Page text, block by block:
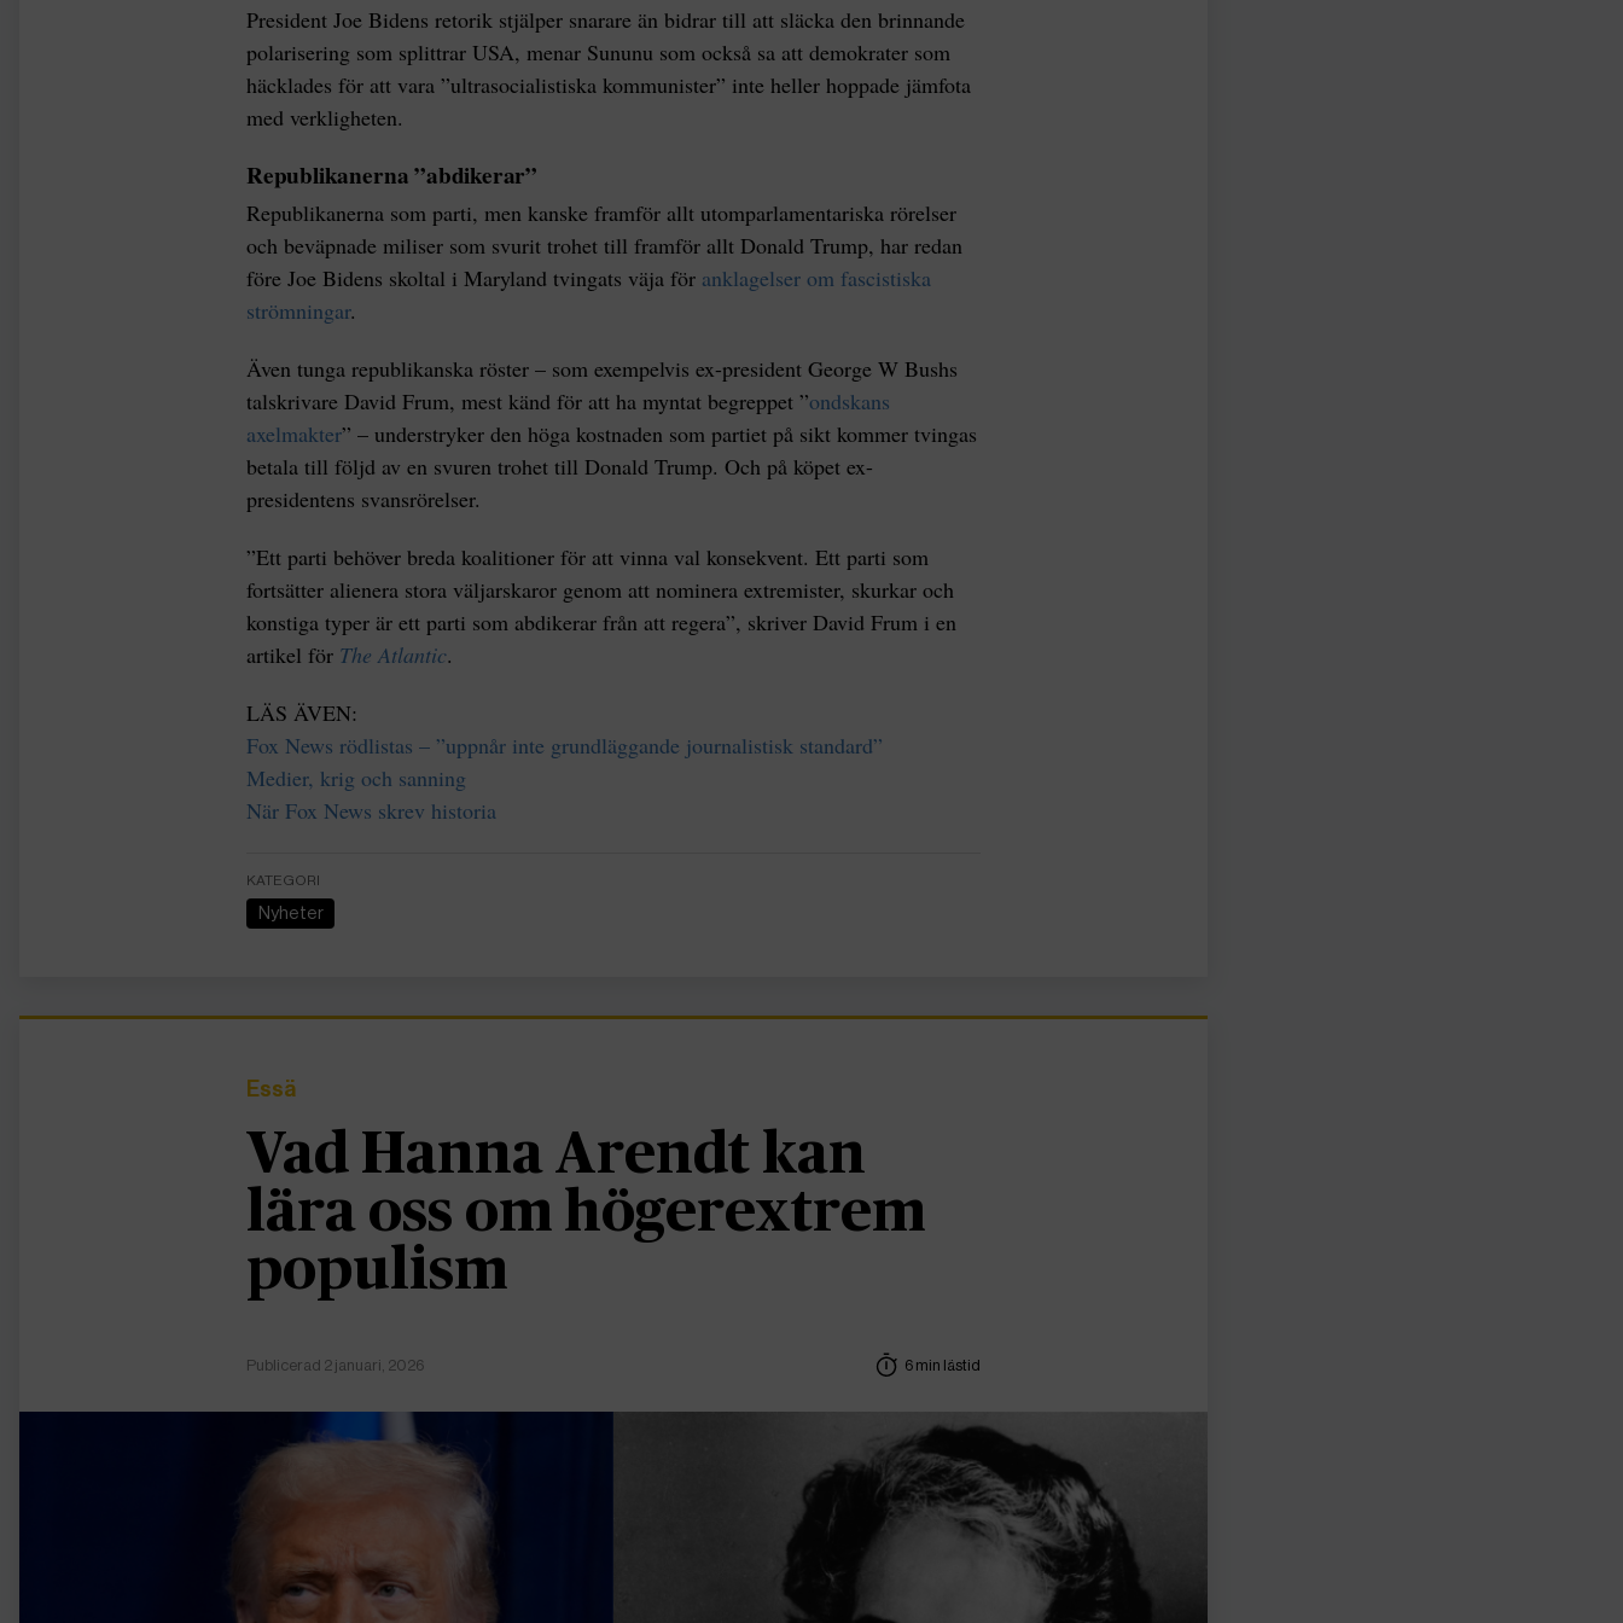
President Joe Bidens retorik stjälper snarare än bidrar till att släcka den brinnande
polarisering som splittrar USA, menar Sununu som också sa att demokrater som
häcklades för att vara ”ultrasocialistiska kommunister” inte heller hoppade jämfota
med verkligheten.
Republikanerna ”abdikerar”
Republikanerna som parti, men kanske framför allt utomparlamentariska rörelser
och beväpnade miliser som svurit trohet till framför allt Donald Trump, har redan
före Joe Bidens skoltal i Maryland tvingats väja för anklagelser om fascistiska
strömningar.
Även tunga republikanska röster – som exempelvis ex-president George W Bushs
talskrivare David Frum, mest känd för att ha myntat begreppet ”ondskans
axelmakter” – understryker den höga kostnaden som partiet på sikt kommer tvingas
betala till följd av en svuren trohet till Donald Trump. Och på köpet ex-
presidentens svansrörelser.
”Ett parti behöver breda koalitioner för att vinna val konsekvent. Ett parti som
fortsätter alienera stora väljarskaror genom att nominera extremister, skurkar och
konstiga typer är ett parti som abdikerar från att regera”, skriver David Frum i en
artikel för The Atlantic.
LÄS ÄVEN:
Fox News rödlistas – ”uppnår inte grundläggande journalistisk standard”
Medier, krig och sanning
När Fox News skrev historia
KATEGORI
Nyheter
Essä
Vad Hanna Arendt kan
lära oss om högerextrem
populism
Publicerad 2 januari, 2026 6 min lästid